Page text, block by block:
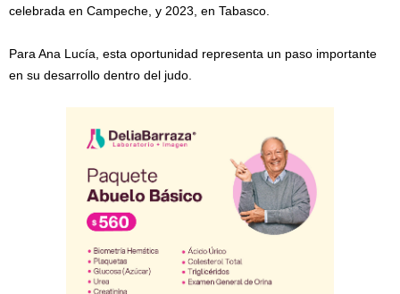
celebrada en Campeche, y 2023, en Tabasco.
Para Ana Lucía, esta oportunidad representa un paso importante
en su desarrollo dentro del judo.